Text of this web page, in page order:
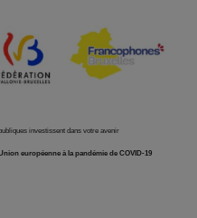
investissent dans votre avenir
européenne à la pandémie de COVID-19